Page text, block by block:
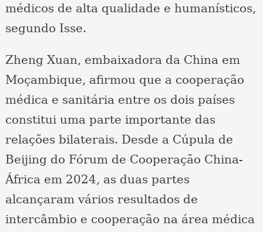
médicos de alta qualidade e humanísticos,
segundo Isse.
Zheng Xuan, embaixadora da China em
Moçambique, afirmou que a cooperação
médica e sanitária entre os dois países
constitui uma parte importante das
relações bilaterais. Desde a Cúpula de
Beijing do Fórum de Cooperação China-
África em 2024, as duas partes
alcançaram vários resultados de
intercâmbio e cooperação na área médica